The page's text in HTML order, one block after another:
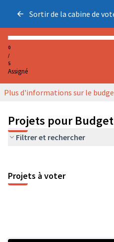
Sortir de la cabine de
0
/
5
Assigné
Plus d'informations sur le
Projets pour
Filtrer et rechercher
Projets à voter